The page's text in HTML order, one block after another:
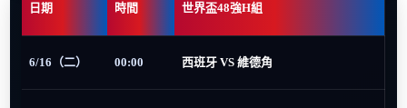
日期 時間 世界盃48強H組
6/16（二） 00:00 西班牙 VS 維德角